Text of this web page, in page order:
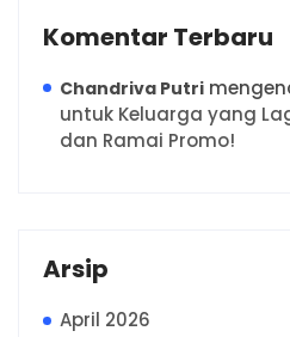
Komentar Terbaru
Chandriva Putri
untuk Keluarga yang
dan Ramai Promo!
Arsip
April 2026